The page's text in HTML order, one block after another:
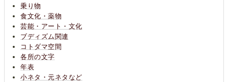
乗り物
食文化・薬物
芸能・アート・文化
ブディズム関連
コトダマ空間
各所の文字
年表
小ネタ・元ネタなど